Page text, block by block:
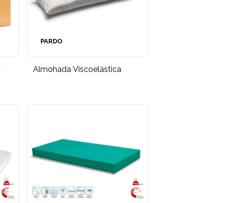
Almohada Viscoelástica
PARDO